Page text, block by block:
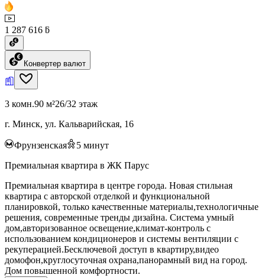
1 287 616 ƃ
Конвертер валют
3 комн.90 м²26/32 этаж
г. Минск, ул. Кальварийская, 16
Фрунзенская 5 минут
Премиальная квартира в ЖК Парус
Премиальная квартира в центре города. Новая стильная
квартира с авторской отделкой и функциональной
планировкой, только качественные материалы,технологичные
решения, современные тренды дизайна. Система умный
дом,авторизованное освещение,климат-контроль с
использованием кондиционеров и системы вентиляции с
рекуперацией.Бесключевой доступ в квартиру,видео
домофон,круглосуточная охрана,панорамный вид на город.
Дом повышенной комфортности.